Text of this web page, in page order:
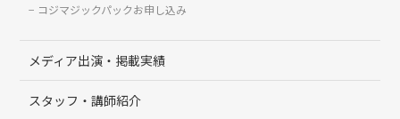
コジマジックパックお申し込み
メディア出演・掲載実績
スタッフ・講師紹介